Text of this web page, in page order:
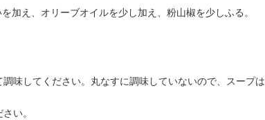
加え、オリーブオイルを少し加え、粉山椒を少しふる。
味してください。丸なすに調味していないので、スープは
い。